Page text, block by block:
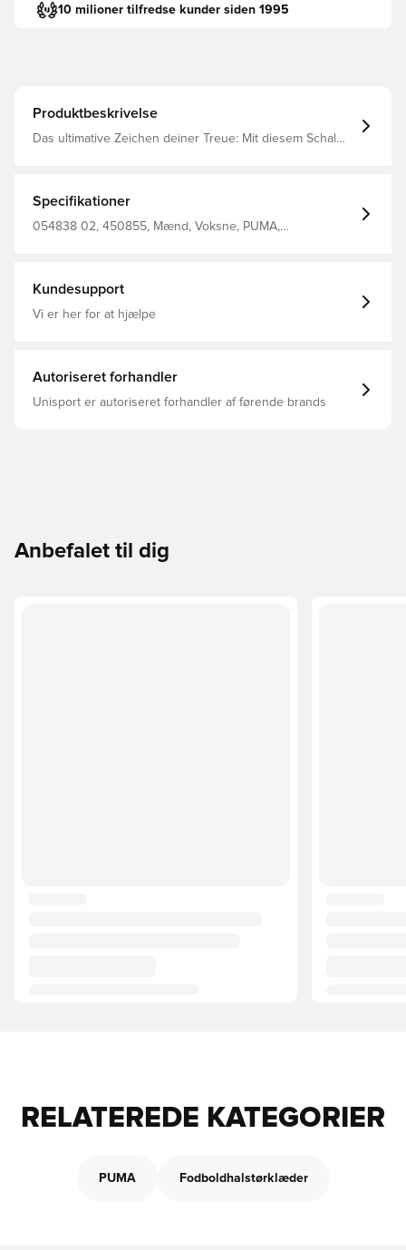
10 milioner tilfredse kunder siden 1995
Produktbeskrivelse
Das ultimative Zeichen deiner Treue: Mit diesem Schal
Vereinswappen mit aufgestickter Einfassung Gestricktes
PUMA Cat Logo Länge: 120 cm Branding-Details und
Farben des Vereins
Specifikationer
054838 02, 450855, Mænd, Voksne, PUMA,
Kundesupport
Vi er her for at hjælpe
Autoriseret forhandler
Unisport er autoriseret forhandler af førende brands
Anbefalet til dig
RELATEREDE KATEGORIER
PUMA Fodboldhalstørklæder